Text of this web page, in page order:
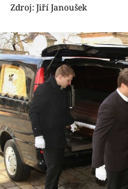
Videa
Sledujte prima+
Přihlášení
Sledujte nás
Zdroj: Jiří Janoušek